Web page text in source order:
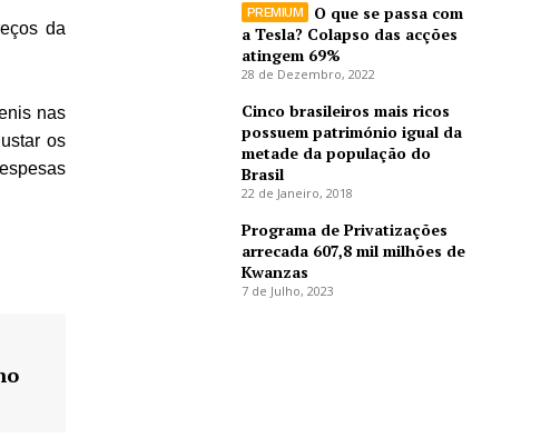
da
nas
os
O que se passa com
a Tesla? Colapso das acções
atingem 69%
28 de Dezembro, 2022
Cinco brasileiros mais ricos
possuem património igual da
metade da população do
Brasil
22 de Janeiro, 2018
Programa de Privatizações
arrecada 607,8 mil milhões de
Kwanzas
7 de Julho, 2023